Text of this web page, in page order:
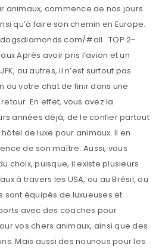
animaux, commence de nos jours
qu’à faire son chemin en Europe.
#all TOP 2-
Après avoir pris l’avion et un
ou autres, il n’est surtout pas
ou votre chat de finir dans une
En effet, vous avez la
années déjà, de le confier partout
de luxe pour animaux. Il en
de son maître. Aussi, vous
choix, puisque, il existe plusieurs
à travers les USA, ou au Brésil, ou
sont équipés de luxueuses et
avec des coaches pour
vos chers animaux, ainsi que des
Mais aussi des nounous pour les